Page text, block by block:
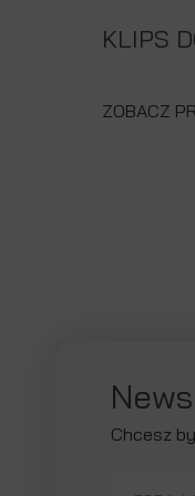
KLIPS
ZOBACZ
Chcesz